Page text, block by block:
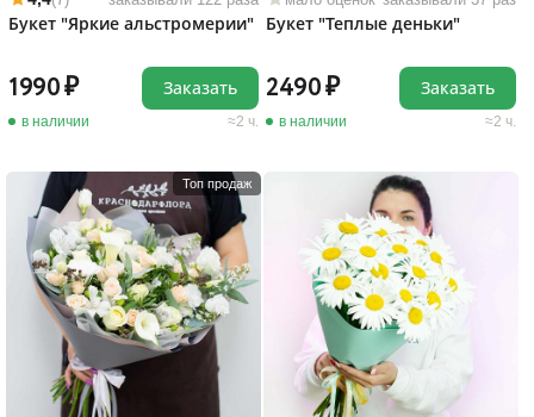
Букет "Яркие альстромерии"
1990
в наличии 2 ч.
Заказать
Букет "Теплые деньки"
2490
в наличии 2 ч.
Заказать
Топ продаж